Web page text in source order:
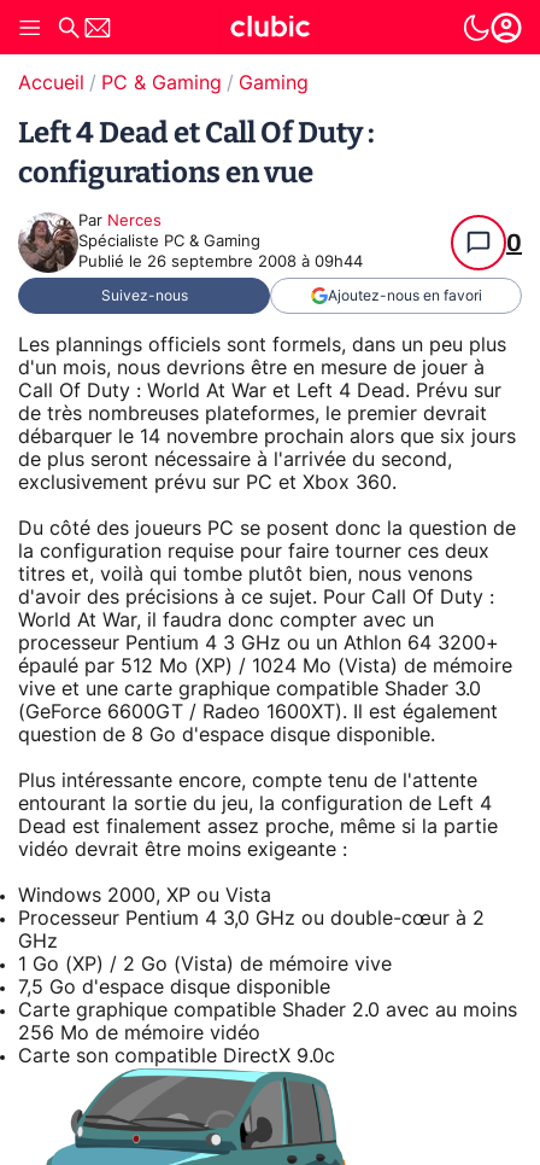
Accueil PC & Gaming Gaming
Left 4 Dead et Call Of Duty :
configurations en vue
Par Nerces
Spécialiste PC & Gaming
Publié le 26 septembre 2008 à 09h44
0
Suivez-nous Ajoutez-nous en favori
Les plannings officiels sont formels, dans un peu plus
d'un mois, nous devrions être en mesure de jouer à
Call Of Duty : World At War et Left 4 Dead. Prévu sur
de très nombreuses plateformes, le premier devrait
débarquer le 14 novembre prochain alors que six jours
de plus seront nécessaire à l'arrivée du second,
exclusivement prévu sur PC et Xbox 360.
Du côté des joueurs PC se posent donc la question de
la configuration requise pour faire tourner ces deux
titres et, voilà qui tombe plutôt bien, nous venons
d'avoir des précisions à ce sujet. Pour Call Of Duty :
World At War, il faudra donc compter avec un
processeur Pentium 4 3 GHz ou un Athlon 64 3200+
épaulé par 512 Mo (XP) / 1024 Mo (Vista) de mémoire
vive et une carte graphique compatible Shader 3.0
(GeForce 6600GT / Radeo 1600XT). Il est également
question de 8 Go d'espace disque disponible.
Plus intéressante encore, compte tenu de l'attente
entourant la sortie du jeu, la configuration de Left 4
Dead est finalement assez proche, même si la partie
vidéo devrait être moins exigeante :
Windows 2000, XP ou Vista
Processeur Pentium 4 3,0 GHz ou double-cœur à 2
GHz
1 Go (XP) / 2 Go (Vista) de mémoire vive
7,5 Go d'espace disque disponible
Carte graphique compatible Shader 2.0 avec au moins
256 Mo de mémoire vidéo
Carte son compatible DirectX 9.0c